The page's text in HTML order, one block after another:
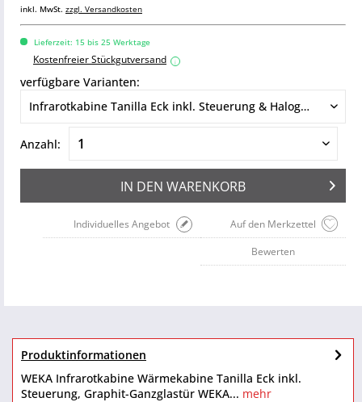
inkl. MwSt. zzgl. Versandkosten
Lieferzeit: 15 bis 25 Werktage
Kostenfreier Stückgutversand i
verfügbare Varianten:
Anzahl:
IN DEN WARENKORB
Auf den Merkzettel
Individuelles Angebot
Bewerten
Produktinformationen
WEKA Infrarotkabine Wärmekabine Tanilla Eck inkl.
Steuerung, Graphit-Ganzglastür WEKA... mehr